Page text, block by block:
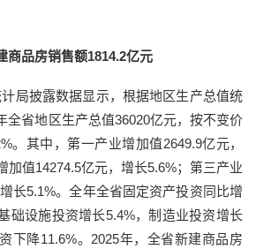
商品房销售额1814.2亿元
局披露数据显示，根据地区生产总值统
全省地区生产总值36020亿元，按不变价
。其中，第一产业增加值2649.9亿元，
加值14274.5亿元，增长5.6%；第三产业
长5.1%。全年全省固定资产投资同比增
础设施投资增长5.4%，制造业投资增长
下降11.6%。2025年，全省新建商品房